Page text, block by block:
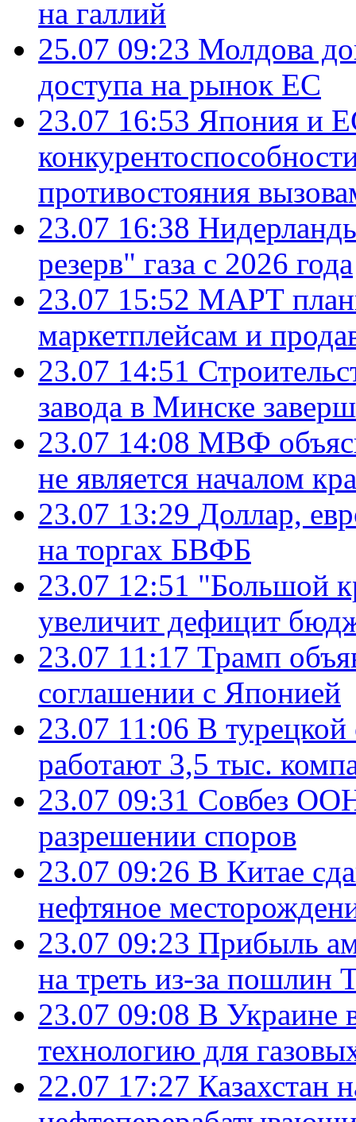
на галлий
25.07 09:23 Молдова
доступа на рынок ЕС
23.07 16:53 Япония и
противостояния
23.07 16:38
резерв" газа с 2026 года
23.07 15:52 МАРТ
маркетплейсам и
23.07 14:51
завода в Минске
23.07 14:08 МВФ
не является началом
23.07 13:29 Доллар,
на торгах БВФБ
23.07 12:51 "Большой
увеличит дефицит
23.07 11:17 Трамп
соглашении с Японией
23.07 11:06 В
работают 3,5 тыс.
23.07 09:31 Совбез
разрешении споров
23.07 09:26 В Китае
нефтяное
23.07 09:23 Прибыль
на треть из-за пошлин
23.07 09:08 В Украине
технологию для
22.07 17:27 Казахстан